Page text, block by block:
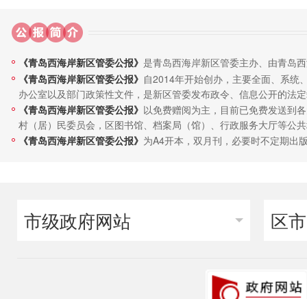
《青岛西海岸新区管委公报》 是青岛西海岸新区管委主办、由青岛
《青岛西海岸新区管委公报》 自2014年开始创办，主要全面、系统
办公室以及部门政策性文件，是新区管委发布政令、信息公开的法
《青岛西海岸新区管委公报》 以免费赠阅为主，目前已免费发送到
村（居）民委员会，区图书馆、档案局（馆）、行政服务大厅等公
《青岛西海岸新区管委公报》 为A4开本，双月刊，必要时不定期出
市级政府网站 区